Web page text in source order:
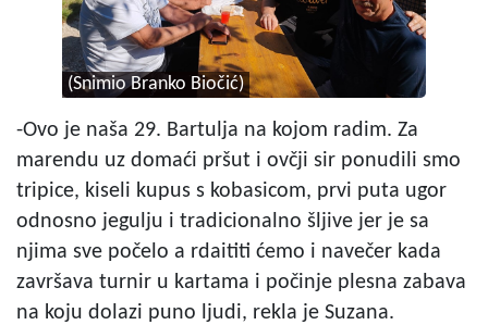
(Snimio Branko Biočić)
-Ovo je naša 29. Bartulja na kojom radim. Za
marendu uz domaći pršut i ovčji sir ponudili smo
tripice, kiseli kupus s kobasicom, prvi puta ugor
odnosno jegulju i tradicionalno šljive jer je sa
njima sve počelo a rdaititi ćemo i navečer kada
završava turnir u kartama i počinje plesna zabava
na koju dolazi puno ljudi, rekla je Suzana.